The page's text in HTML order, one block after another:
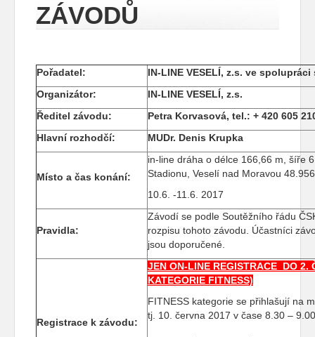
ZÁVODŮ
Pořadatel:
IN-LINE VESELÍ, z.s. ve
Organizátor:
IN-LINE VESELÍ, z.s.
Ředitel závodu:
Petra Korvasová, tel.: + 420 605
Hlavní rozhodčí:
MUDr. Denis Krupka
Místo a čas konání:
in-line dráha o délce 166,66 m, šíře
Stadionu, Veselí nad Moravou
10.6. -11.6. 2017
Pravidla:
Závodí se podle Soutěžního řádu
rozpisu tohoto závodu. Účastníci
jsou doporučené.
Registrace k závodu:
JEN ON-LINE REGISTRACE DO 2.
KATEGORIE FITNESS)
FITNESS kategorie se přihlašují na
tj. 10. června 2017 v čase 8.30 –